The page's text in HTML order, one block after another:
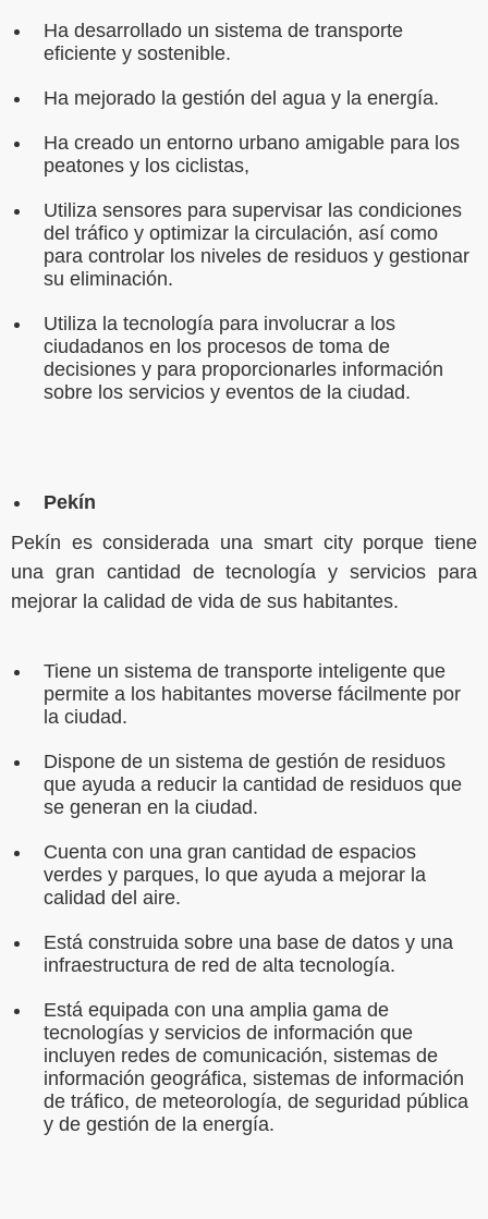
Ha desarrollado un sistema de transporte
eficiente y sostenible.
Ha mejorado la gestión del agua y la energía.
Ha creado un entorno urbano amigable para los
peatones y los ciclistas,
Utiliza sensores para supervisar las condiciones
del tráfico y optimizar la circulación, así como
para controlar los niveles de residuos y gestionar
su eliminación.
Utiliza la tecnología para involucrar a los
ciudadanos en los procesos de toma de
decisiones y para proporcionarles información
sobre los servicios y eventos de la ciudad.
Pekín
Pekín es considerada una smart city porque tiene
una gran cantidad de tecnología y servicios para
mejorar la calidad de vida de sus habitantes.
Tiene un sistema de transporte inteligente que
permite a los habitantes moverse fácilmente por
la ciudad.
Dispone de un sistema de gestión de residuos
que ayuda a reducir la cantidad de residuos que
se generan en la ciudad.
Cuenta con una gran cantidad de espacios
verdes y parques, lo que ayuda a mejorar la
calidad del aire.
Está construida sobre una base de datos y una
infraestructura de red de alta tecnología.
Está equipada con una amplia gama de
tecnologías y servicios de información que
incluyen redes de comunicación, sistemas de
información geográfica, sistemas de información
de tráfico, de meteorología, de seguridad pública
y de gestión de la energía.